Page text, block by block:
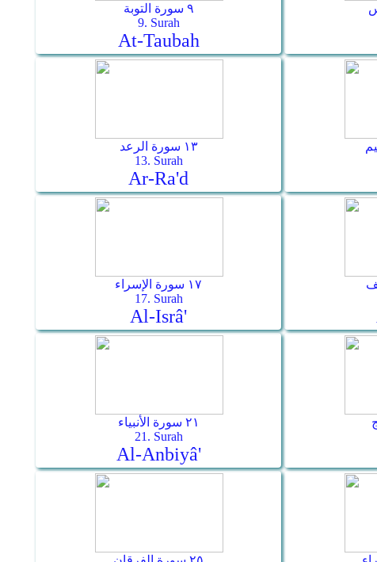
٩ سورة التوبة
9. Surah
At-Taubah
١٣ سورة الرعد
13. Surah
Ar-Ra'd
١٧ سورة الإسراء
17. Surah
Al-Isrâ'
٢١ سورة الأنبياء
21. Surah
Al-Anbiyâ'